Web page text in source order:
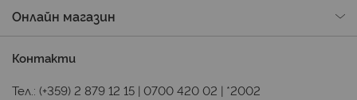
Онлайн магазин
Контакти
Тел.: (+359) 2 879 12 15 | 0700 420 02 | *2002